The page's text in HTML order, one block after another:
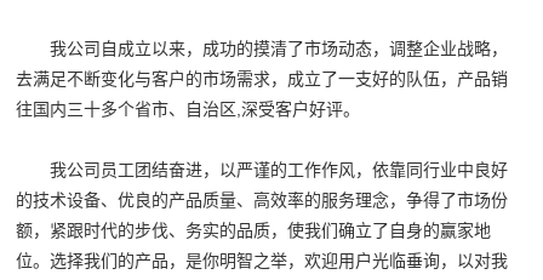
我公司自成立以来，成功的摸清了市场动态，调整企业战略，
去满足不断变化与客户的市场需求，成立了一支好的队伍，产品销
往国内三十多个省市、自治区,深受客户好评。
我公司员工团结奋进，以严谨的工作作风，依靠同行业中良好
的技术设备、优良的产品质量、高效率的服务理念，争得了市场份
额，紧跟时代的步伐、务实的品质，使我们确立了自身的赢家地
位。选择我们的产品，是你明智之举，欢迎用户光临垂询，以对我